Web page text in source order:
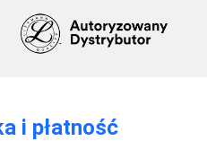
i płatność